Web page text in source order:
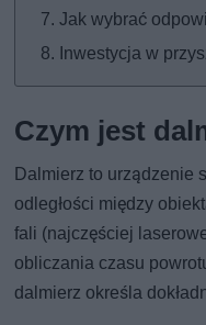
Jak wybrać
Inwestycja w
Czym jest
Dalmierz to urządzenie
odległości między
fali (najczęściej
obliczania czasu
dalmierz określa